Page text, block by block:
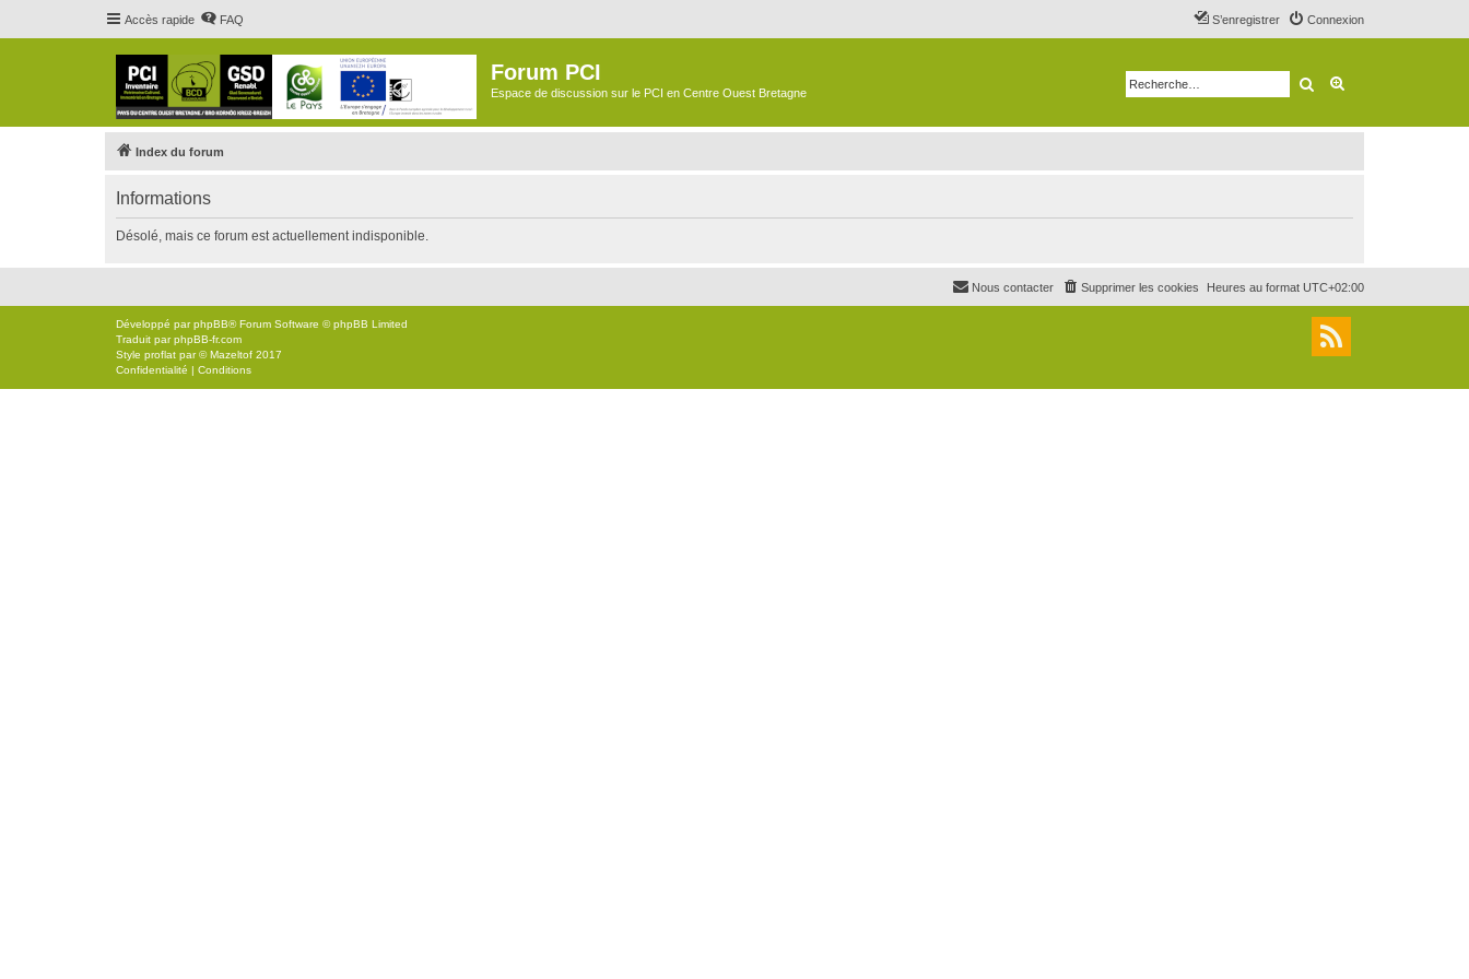
Accès rapide FAQ Connexion
S’enregistrer
Forum PCI
Espace de discussion sur le PCI en Centre Ouest Bretagne Rechercher
Index du forum
Informations
Désolé, mais ce forum est actuellement indisponible.
Heures au format UTC+02:00
Supprimer les cookies
Nous contacter
Développé parphpBB® Forum Software © phpBB Limited
Traduit parphpBB-fr.com
Style proflat par ©Mazeltof 2017
Confidentialité | Conditions